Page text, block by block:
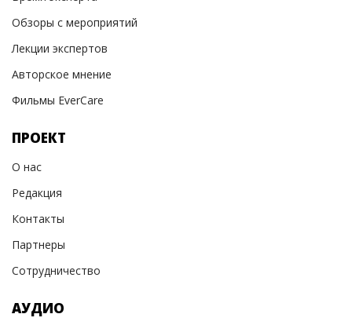
Обзоры с мероприятий
Лекции экспертов
Авторское мнение
Фильмы EverCare
ПРОЕКТ
О нас
Редакция
Контакты
Партнеры
Сотрудничество
АУДИО